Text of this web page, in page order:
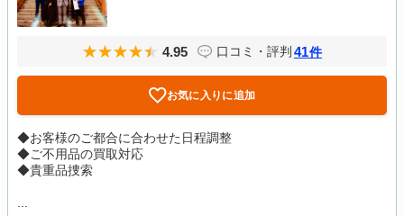
4.95 口コミ・評判 41件
お気に入りに追加
◆お客様のご都合に合わせた日程調整
◆ご不用品の買取対応
◆貴重品捜索